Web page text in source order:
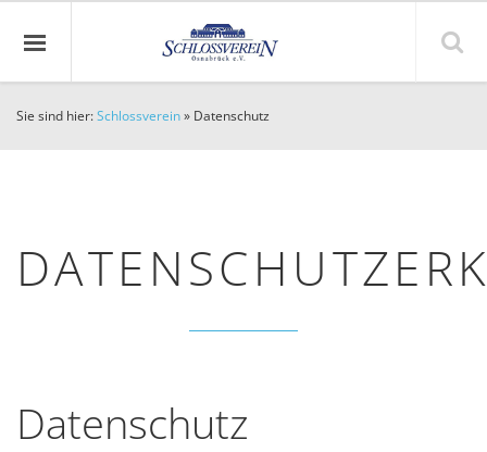
Sie sind hier:Schlossverein» Datenschutz
Datenschutz